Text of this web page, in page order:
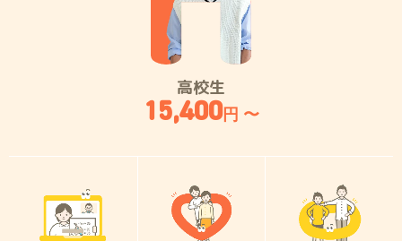
高校生
15,400円 〜